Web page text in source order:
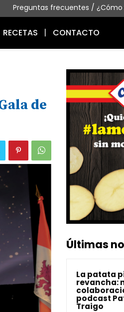
Preguntas frecuentes /
RECETAS CONTACTO
de
Últimas
La patata
revancha:
podcast
Traigo